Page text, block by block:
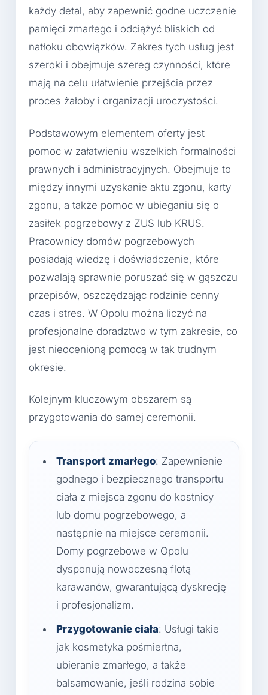
każdy detal, aby zapewnić godne uczczenie
pamięci zmarłego i odciążyć bliskich od
natłoku obowiązków. Zakres tych usług jest
szeroki i obejmuje szereg czynności, które
mają na celu ułatwienie przejścia przez
proces żałoby i organizacji uroczystości.
Podstawowym elementem oferty jest
pomoc w załatwieniu wszelkich formalności
prawnych i administracyjnych. Obejmuje to
między innymi uzyskanie aktu zgonu, karty
zgonu, a także pomoc w ubieganiu się o
zasiłek pogrzebowy z ZUS lub KRUS.
Pracownicy domów pogrzebowych
posiadają wiedzę i doświadczenie, które
pozwalają sprawnie poruszać się w gąszczu
przepisów, oszczędzając rodzinie cenny
czas i stres. W Opolu można liczyć na
profesjonalne doradztwo w tym zakresie, co
jest nieocenioną pomocą w tak trudnym
okresie.
Kolejnym kluczowym obszarem są
przygotowania do samej ceremonii.
Transport zmarłego: Zapewnienie
godnego i bezpiecznego transportu
ciała z miejsca zgonu do kostnicy
lub domu pogrzebowego, a
następnie na miejsce ceremonii.
Domy pogrzebowe w Opolu
dysponują nowoczesną flotą
karawanów, gwarantującą dyskrecję
i profesjonalizm.
Przygotowanie ciała: Usługi takie
jak kosmetyka pośmiertna,
ubieranie zmarłego, a także
balsamowanie, jeśli rodzina sobie